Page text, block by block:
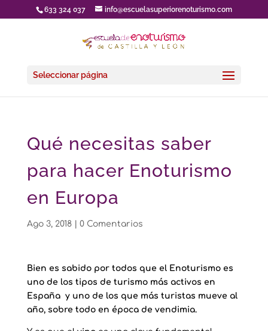
633 324 037 info@escuelasuperiorenoturismo.com
Seleccionar página
Qué necesitas saber
para hacer Enoturismo
en Europa
Ago 3, 2018| 0 Comentarios
Bien es sabido por todos que el Enoturismo es
uno de los tipos de turismo más activos en
España y uno de los que más turistas mueve al
año, sobre todo en época de vendimia.